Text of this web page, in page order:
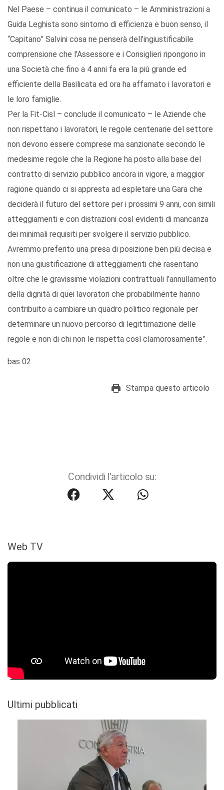
Nel Paese – continua il comunicato – le Amministrazioni a
Guida Leghista sono sintomo di efficienza e buon senso, il
“Capitano” Salvini cosa ne penserà dell’ingiustificabile
comprensione che l'Assessore e i Consiglieri ripongono in
una Società che fino a 4 anni fa era la più grande ed
efficiente della Basilicata ed ora ha affamato i lavoratori e
le loro famiglie.
Per la Fit-Cisl – conclude il comunicato – le Aziende che
non rispettano i lavoratori, le regole centenarie del settore
non devono essere comprese ma sanzionate secondo le
medesime regole che la Regione ha posto alla base del
contratto di servizio pubblico ancora in vigore, a maggior
ragione quando ci si appresta ad espletare una Gara che
deciderà il futuro del settore per i prossimi 9 anni, con simili
atteggiamenti e con distrazioni così evidenti di mancanza
dei minimali requisiti per svolgere il servizio pubblico.
Avremmo preferito una presa di posizione ben più decisa e
non una giustificazione di atteggiamenti che rasentano
oltre che le gravissime violazioni contrattuali l’annullamento
della dignità di quei lavoratori che probabilmente hanno
contribuito a cambiare un quadro politico regionale per
determinare un nuovo percorso di legittimazione delle
regole e non di chi non le rispetta così clamorosamente”.
bas 02
Stampa questo articolo
Condividi l'articolo su:
Web TV
Ultimi pubblicati